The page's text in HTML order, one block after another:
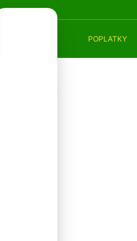
POPLATKY